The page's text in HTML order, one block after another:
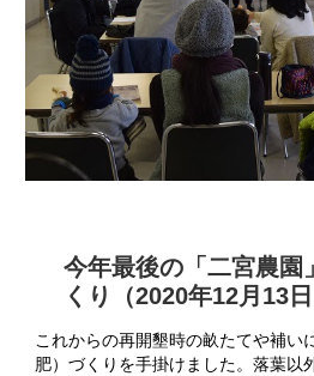
今年最後の「二宮農園
くり（2020年12月13日
これからの再開墾時の畝たてや補い
肥）づくりを手掛けました。落葉以